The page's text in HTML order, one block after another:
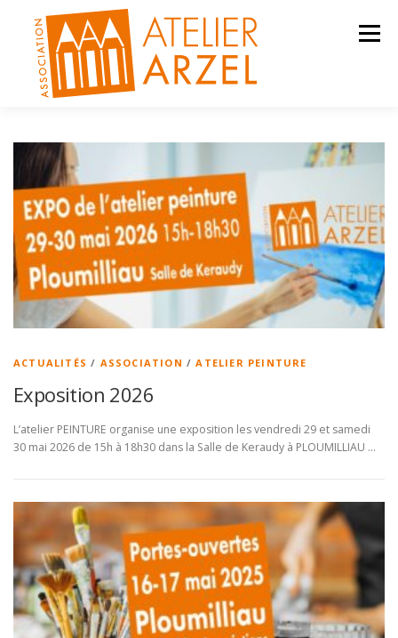
contenu
Menu
ACTIVITÉS ACTUALITÉS CONTACT
ACTUALITÉS / ASSOCIATION /ATELIER PEINTURE
Exposition 2026
L’atelier PEINTURE organise une exposition les vendredi 29 et samedi
30 mai 2026 de 15h à 18h30 dans la Salle de Keraudy à PLOUMILLIAU …